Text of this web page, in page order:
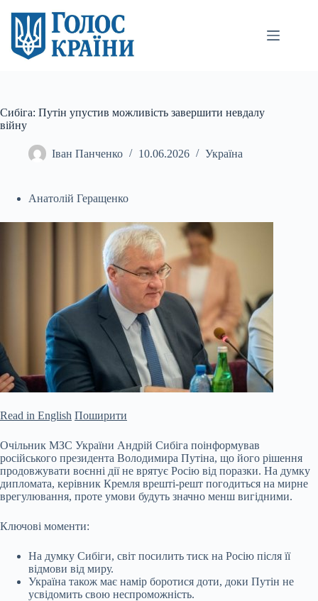
вмісту
Сибіга: Путін упустив можливість завершити невдалу
війну
Іван Панченко 10.06.2026 Україна
Анатолій Геращенко
Read in English Поширити
Очільник МЗС України Андрій Сибіга поінформував
російського президента Володимира Путіна, що його рішення
продовжувати воєнні дії не врятує Росію від поразки. На думку
дипломата, керівник Кремля врешті-решт погодиться на мирне
врегулювання, проте умови будуть значно менш вигідними.
Ключові моменти:
На думку Сибіги, світ посилить тиск на Росію після її
відмови від миру.
Україна також має намір боротися доти, доки Путін не
усвідомить свою неспроможність.